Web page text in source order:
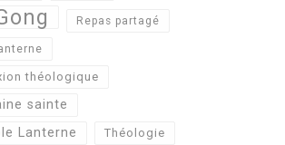
Repas partagé
théologique
sainte
Lanterne
Théologie